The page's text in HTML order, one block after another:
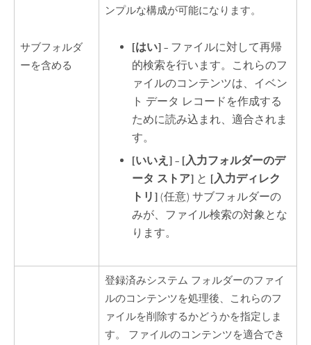
サブフォルダ
ーを含める
ンプルな構成が可能になります。
[はい] – ファイルに対して再帰
的検索を行います。これらのフ
ァイルのコンテンツは、イベン
ト データ レコードを作成する
ために読み込まれ、適合されま
す。
[いいえ] – [入力フォルダーのデ
ータ ストア] と [入力ディレク
トリ] (任意) サブフォルダーの
みが、ファイル検索の対象とな
ります。
登録済みシステム フォルダーのファイ
ルのコンテンツを処理後、これらのフ
ァイルを削除するかどうかを指定しま
す。 ファイルのコンテンツを適合でき